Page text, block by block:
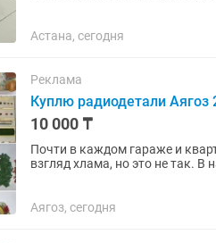
Астана, сегодня
Реклама
Куплю радиодетали Аягоз
10 000 ₸
Почти в каждом гараже и
взгляд хлама, но это не так. В
Аягоз, сегодня